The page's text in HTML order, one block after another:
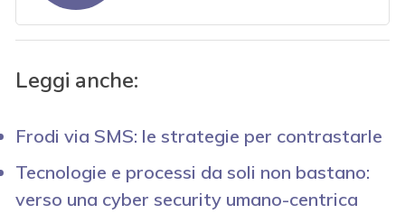
Leggi anche:
Frodi via SMS: le strategie per contrastarle
Tecnologie e processi da soli non bastano:
verso una cyber security umano-centrica